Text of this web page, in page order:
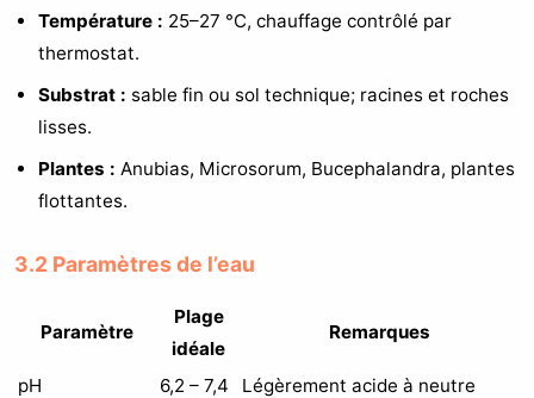
Température : 25–27 °C, chauffage contrôlé par
thermostat.
Substrat : sable fin ou sol technique; racines et roches
lisses.
Plantes : Anubias, Microsorum, Bucephalandra, plantes
flottantes.
3.2 Paramètres de l’eau
Paramètre
Plage
idéale
Remarques
pH 6,2 – 7,4
Légèrement acide à neutre